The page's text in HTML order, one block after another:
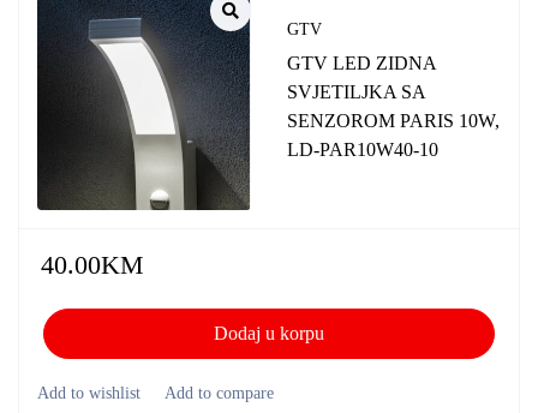
GTV
GTV LED ZIDNA
SVJETILJKA SA
SENZOROM PARIS 10W,
LD-PAR10W40-10
40.00KM
Dodaj u korpu